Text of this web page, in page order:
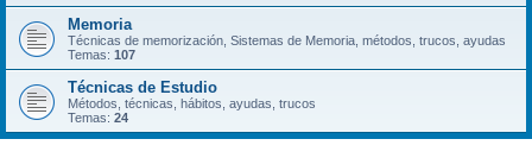
Memoria
Técnicas de memorización, Sistemas de Memoria, métodos, trucos, ayudas
Temas: 107
Técnicas de Estudio
Métodos, técnicas, hábitos, ayudas, trucos
Temas: 24